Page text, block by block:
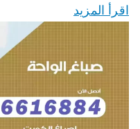
اقرأ المزيد